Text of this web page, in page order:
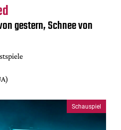
gestern, Schnee von
Schauspiel